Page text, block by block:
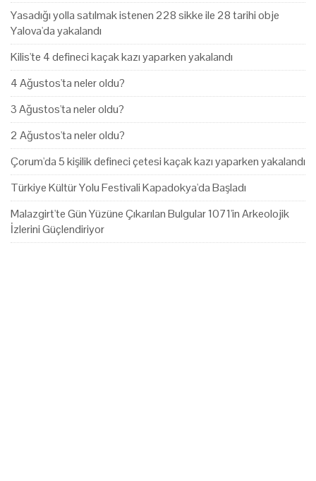
Yasadığı yolla satılmak istenen 228 sikke ile 28 tarihi obje
Yalova'da yakalandı
Kilis'te 4 defineci kaçak kazı yaparken yakalandı
4 Ağustos'ta neler oldu?
3 Ağustos'ta neler oldu?
2 Ağustos'ta neler oldu?
Çorum'da 5 kişilik defineci çetesi kaçak kazı yaparken yakalandı
Türkiye Kültür Yolu Festivali Kapadokya'da Başladı
Malazgirt'te Gün Yüzüne Çıkarılan Bulgular 1071'in Arkeolojik
İzlerini Güçlendiriyor